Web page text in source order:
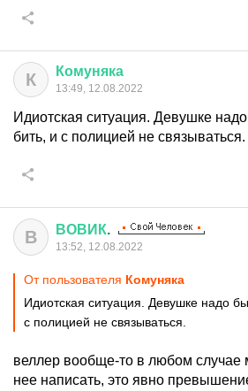
К Комуняка
13:49, 12.08.2022
Идиотская ситуация. Девушке
бить, и с полицией не связываться.
В ВОВИК.
13:52, 12.08.2022
От пользователя Комуняка
Идиотская ситуация. Девушке надо
с полицией не связываться.
веллер вообще-то в любом случае
нее написать, это явно